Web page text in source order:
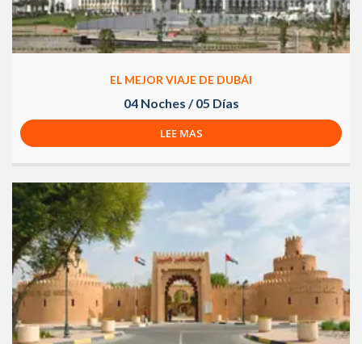
EL MEJOR VIAJE DE DUBÁI
04 Noches / 05 Días
LEE MAS